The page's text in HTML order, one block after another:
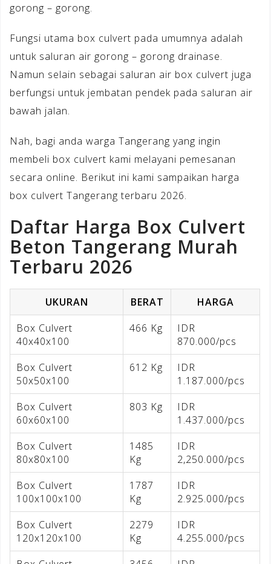
gorong – gorong.
Fungsi utama box culvert pada umumnya adalah
untuk saluran air gorong – gorong drainase.
Namun selain sebagai saluran air box culvert juga
berfungsi untuk jembatan pendek pada saluran air
bawah jalan.
Nah, bagi anda warga Tangerang yang ingin
membeli box culvert kami melayani pemesanan
secara online. Berikut ini kami sampaikan harga
box culvert Tangerang terbaru 2026.
Daftar Harga Box Culvert
Beton Tangerang Murah
Terbaru 2026
UKURAN BERAT
HARGA
Box Culvert
40x40x100
466 Kg
IDR
870.000/pcs
Box Culvert
50x50x100
612 Kg
IDR
1.187.000/pcs
Box Culvert
60x60x100
803 Kg
IDR
1.437.000/pcs
Box Culvert
80x80x100
1485
Kg
IDR
2,250.000/pcs
Box Culvert
100x100x100
1787
Kg
IDR
2.925.000/pcs
Box Culvert
120x120x100
2279
Kg
IDR
4.255.000/pcs